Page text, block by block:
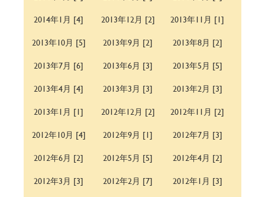
2014年1月 [4]
2013年12月 [2]
2013年11月 [1]
2013年10月 [5]
2013年9月 [2]
2013年8月 [2]
2013年7月 [6]
2013年6月 [3]
2013年5月 [5]
2013年4月 [4]
2013年3月 [3]
2013年2月 [3]
2013年1月 [1]
2012年12月 [2]
2012年11月 [2]
2012年10月 [4]
2012年9月 [1]
2012年7月 [3]
2012年6月 [2]
2012年5月 [5]
2012年4月 [2]
2012年3月 [3]
2012年2月 [7]
2012年1月 [3]